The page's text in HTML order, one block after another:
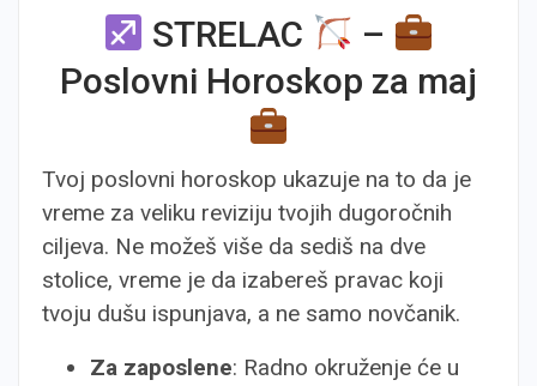
STRELAC
–
Poslovni Horoskop za maj
Tvoj poslovni horoskop ukazuje na to da je
vreme za veliku reviziju tvojih dugoročnih
ciljeva. Ne možeš više da sediš na dve
stolice, vreme je da izabereš pravac koji
tvoju dušu ispunjava, a ne samo novčanik.
Za zaposlene: Radno okruženje će u